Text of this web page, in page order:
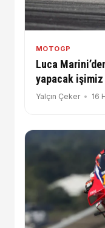
MOTOGP
Luca
yapacak işimiz
Yalçın Çeker 16